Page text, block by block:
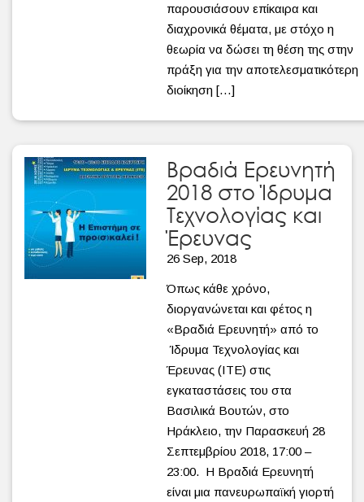
παρουσιάσουν επίκαιρα και
διαχρονικά θέματα, με στόχο η
θεωρία να δώσει τη θέση της στην
πράξη για την αποτελεσματικότερη
διοίκηση […]
Βραδιά Ερευνητή
2018 στο Ίδρυμα
Τεχνολογίας και
Έρευνας
26 Sep, 2018
Όπως κάθε χρόνο,
διοργανώνεται και φέτος η
«Βραδιά Ερευνητή» από το
Ίδρυμα Τεχνολογίας και
Έρευνας (ΙΤΕ) στις
εγκαταστάσεις του στα
Βασιλικά Βουτών, στο
Ηράκλειο, την Παρασκευή 28
Σεπτεμβρίου 2018, 17:00 –
23:00. Η Βραδιά Ερευνητή
είναι μια πανευρωπαϊκή γιορτή